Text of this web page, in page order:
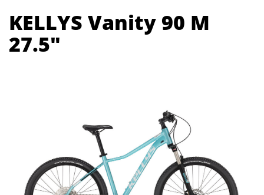
KELLYS Vanity 90 M
27.5"